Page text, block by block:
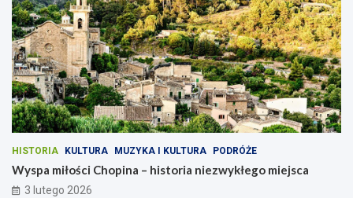
HISTORIA KULTURA MUZYKA I KULTURA PODRÓŻE
Wyspa miłości Chopina – historia niezwykłego miejsca
3 lutego 2026